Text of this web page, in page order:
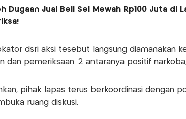
Dugaan Jual Beli Sel Mewah Rp100 Juta di
dsri aksi tesebut langsung diamanakan
dan pemeriksaan. 2 antaranya positif
pihak lapas terus berkoordinasi dengan
ruang diskusi.